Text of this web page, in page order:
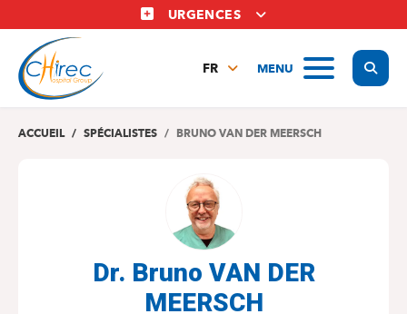
au
contenu
principal
URGENCES
MENU
FR
EN
ACCUEIL SPÉCIALISTES BRUNO VAN DER MEERSCH
Dr. Bruno VAN DER
MEERSCH